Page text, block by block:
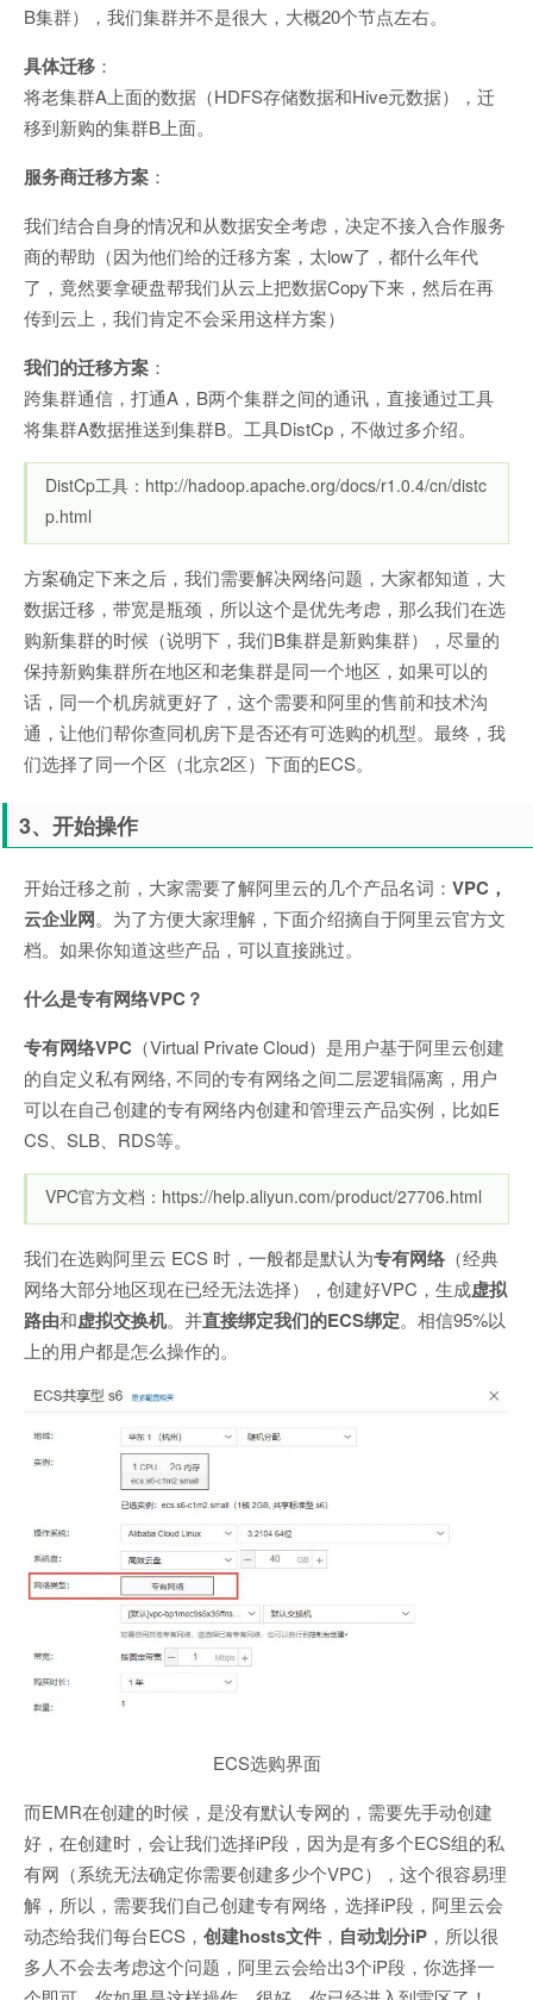
B集群），我们集群并不是很大，大概20个节点左右。
具体迁移 ：
将老集群A上面的数据（HDFS存储数据和Hive元数据），迁
移到新购的集群B上面。
服务商迁移方案 ：
我们结合自身的情况和从数据安全考虑，决定不接入合作服务
商的帮助（因为他们给的迁移方案，太low了，都什么年代
了，竟然要拿硬盘帮我们从云上把数据Copy下来，然后在再
传到云上，我们肯定不会采用这样方案）
我们的迁移方案 ：
跨集群通信，打通A，B两个集群之间的通讯，直接通过工具
将集群A数据推送到集群B。工具DistCp，不做过多介绍。
DistCp工具：http://hadoop.apache.org/docs/r1.0.4/cn/distc
p.html
方案确定下来之后，我们需要解决网络问题，大家都知道，大
数据迁移，带宽是瓶颈，所以这个是优先考虑，那么我们在选
购新集群的时候（说明下，我们B集群是新购集群），尽量的
保持新购集群所在地区和老集群是同一个地区，如果可以的
话，同一个机房就更好了，这个需要和阿里的售前和技术沟
通，让他们帮你查同机房下是否还有可选购的机型。最终，我
们选择了同一个区（北京2区）下面的ECS。
3、开始操作
开始迁移之前，大家需要了解阿里云的几个产品名词： VPC，
云企业网。为了方便大家理解，下面介绍摘自于阿里云官方文
档。如果你知道这些产品，可以直接跳过。
什么是专有网络VPC？
专有网络VPC （Virtual Private Cloud）是用户基于阿里云创建
的自定义私有网络, 不同的专有网络之间二层逻辑隔离，用户
可以在自己创建的专有网络内创建和管理云产品实例，比如E
CS、SLB、RDS等。
VPC官方文档：https://help.aliyun.com/product/27706.html
我们在选购阿里云 ECS 时，一般都是默认为专有网络 （经典
网络大部分地区现在已经无法选择），创建好VPC，生成虚拟
路由和虚拟交换机。并直接绑定我们的ECS绑定。相信95%以
上的用户都是怎么操作的。
ECS选购界面
而EMR在创建的时候，是没有默认专网的，需要先手动创建
好，在创建时，会让我们选择iP段，因为是有多个ECS组的私
有网（系统无法确定你需要创建多少个VPC），这个很容易理
解，所以，需要我们自己创建专有网络，选择iP段，阿里云会
动态给我们每台ECS， 创建hosts文件 ， 自动划分iP ，所以很
多人不会去考虑这个问题，阿里云会给出3个iP段，你选择一